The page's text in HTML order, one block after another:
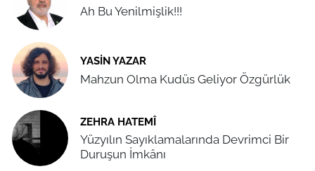
Ah Bu Yenilmişlik!!!
YASIN YAZAR
Mahzun Olma Kudüs Geliyor Özgürlük
ZEHRA HATEMÎ
Yüzyılın Sayıklamalarında Devrimci Bir
Duruşun İmkânı